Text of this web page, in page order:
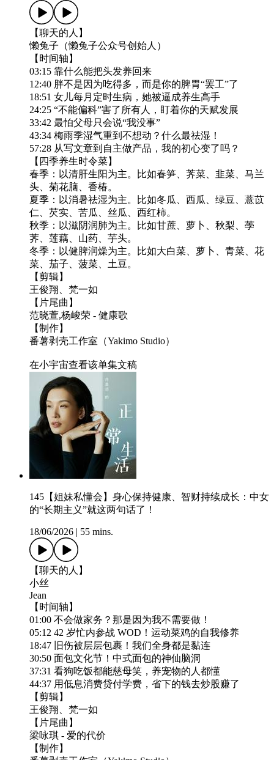
【聊天的人】
懒兔子（懒兔子公众号创始人）
【时间轴】
03:15 靠什么能把头发养回来
12:40 胖不是因为吃得多，而是你的脾胃“罢工”了
18:51 女儿每月定时生病，她被逼成养生高手
24:25 “不能偏科”害了所有人，盯着你的天赋发展
33:42 最怕父母只会说“我没事”
43:34 梅雨季湿气重到不想动？什么最祛湿！
57:28 从写文章到自主做产品，我的初心变了吗？
【四季养生时令菜】
春季：以清肝生阳为主。比如春笋、荠菜、韭菜、马兰
头、菊花脑、香椿。
夏季：以消暑祛湿为主。比如冬瓜、西瓜、绿豆、薏苡
仁、芡实、苦瓜、丝瓜、西红柿。
秋季：以滋阴润肺为主。比如甘蔗、萝卜、秋梨、荸
荠、莲藕、山药、芋头。
冬季：以健脾润燥为主。比如大白菜、萝卜、青菜、花
菜、茄子、菠菜、土豆。
【剪辑】
王俊翔、梵一如
【片尾曲】
范晓萱,杨峻荣 - 健康歌
【制作】
番薯剥壳工作室（Yakimo Studio）
在小宇宙查看该单集文稿
145【姐妹私懂会】身心保持健康、智财持续成长：中女
的“长期主义”就这两句话了！
18/06/2026 55 mins.
【聊天的人】
小丝
Jean
【时间轴】
01:00 不会做家务？那是因为我不需要做！
05:12 42 岁忙内参战 WOD！运动菜鸡的自我修养
18:47 旧伤被层层包裹！我们全身都是黏连
30:50 面包文化节！中式面包的神仙脑洞
37:31 看狗吃饭都能慈母笑，养宠物的人都懂
44:37 用低息消费贷付学费，省下的钱去炒股赚了
【剪辑】
王俊翔、梵一如
【片尾曲】
梁咏琪 - 爱的代价
【制作】